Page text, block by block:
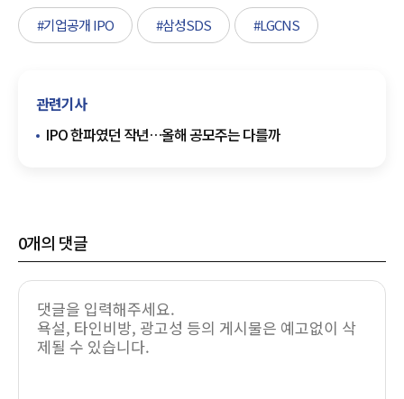
#기업공개 IPO #삼성SDS #LGCNS
관련기사
IPO 한파였던 작년…올해 공모주는 다를까
0개의 댓글